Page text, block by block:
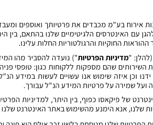
אירוח בע"מ מכבדים את פרטיותך ואוספים
עם האינטרסים הלגיטימיים שלנו בהתאם, בין
החוקיות והרגולטוריות החלות עלינו.
(להלן: "מדיניות הפרטיות") נועדה להסביר מהו
השירותים שהם מספקות ללקוחות כגון: טופסי
וכן איזה שימוש אנו עשויים לעשות במידע הנ"
ועל שמירה על פרטיות המידע הנ"ל עבורך.
של פיקאסו כפוף, בין היתר, למדיניות
שלנו,אנא הימנע מהשימוש באתר האינטרנט שלנו